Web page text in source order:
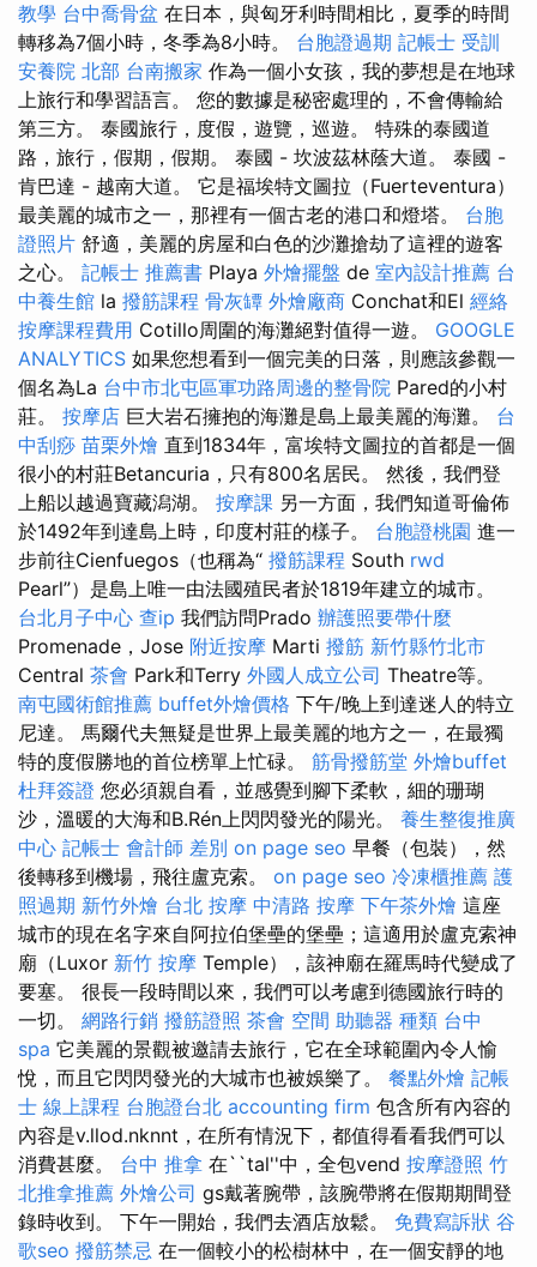
教學 台中喬骨盆 在日本，與匈牙利時間相比，夏季的時間
轉移為7個小時，冬季為8小時。 台胞證過期 記帳士 受訓
安養院 北部 台南搬家 作為一個小女孩，我的夢想是在地球
上旅行和學習語言。 您的數據是秘密處理的，不會傳輸給
第三方。 泰國旅行，度假，遊覽，巡遊。 特殊的泰國道
路，旅行，假期，假期。 泰國 - 坎波茲林蔭大道。 泰國 -
肯巴達 - 越南大道。 它是福埃特文圖拉（Fuerteventura）
最美麗的城市之一，那裡有一個古老的港口和燈塔。 台胞
證照片 舒適，美麗的房屋和白色的沙灘搶劫了這裡的遊客
之心。 記帳士 推薦書 Playa 外燴擺盤 de 室內設計推薦 台
中養生館 la 撥筋課程 骨灰罈 外燴廠商 Conchat和El 經絡
按摩課程費用 Cotillo周圍的海灘絕對值得一遊。 GOOGLE
ANALYTICS 如果您想看到一個完美的日落，則應該參觀一
個名為La 台中市北屯區軍功路周邊的整骨院 Pared的小村
莊。 按摩店 巨大岩石擁抱的海灘是島上最美麗的海灘。 台
中刮痧 苗栗外燴 直到1834年，富埃特文圖拉的首都是一個
很小的村莊Betancuria，只有800名居民。 然後，我們登
上船以越過寶藏潟湖。 按摩課 另一方面，我們知道哥倫佈
於1492年到達島上時，印度村莊的樣子。 台胞證桃園 進一
步前往Cienfuegos（也稱為“ 撥筋課程 South rwd
Pearl”）是島上唯一由法國殖民者於1819年建立的城市。
台北月子中心 查ip 我們訪問Prado 辦護照要帶什麼
Promenade，Jose 附近按摩 Marti 撥筋 新竹縣竹北市
Central 茶會 Park和Terry 外國人成立公司 Theatre等。
南屯國術館推薦 buffet外燴價格 下午/晚上到達迷人的特立
尼達。 馬爾代夫無疑是世界上最美麗的地方之一，在最獨
特的度假勝地的首位榜單上忙碌。 筋骨撥筋堂 外燴buffet
杜拜簽證 您必須親自看，並感覺到腳下柔軟，細的珊瑚
沙，溫暖的大海和B.Rén上閃閃發光的陽光。 養生整復推廣
中心 記帳士 會計師 差別 on page seo 早餐（包裝），然
後轉移到機場，飛往盧克索。 on page seo 冷凍櫃推薦 護
照過期 新竹外燴 台北 按摩 中清路 按摩 下午茶外燴 這座
城市的現在名字來自阿拉伯堡壘的堡壘；這適用於盧克索神
廟（Luxor 新竹 按摩 Temple），該神廟在羅馬時代變成了
要塞。 很長一段時間以來，我們可以考慮到德國旅行時的
一切。 網路行銷 撥筋證照 茶會 空間 助聽器 種類 台中
spa 它美麗的景觀被邀請去旅行，它在全球範圍內令人愉
悅，而且它閃閃發光的大城市也被娛樂了。 餐點外燴 記帳
士 線上課程 台胞證台北 accounting firm 包含所有內容的
內容是v.llod.nknnt，在所有情況下，都值得看看我們可以
消費甚麼。 台中 推拿 在``tal''中，全包vend 按摩證照 竹
北推拿推薦 外燴公司 gs戴著腕帶，該腕帶將在假期期間登
錄時收到。 下午一開始，我們去酒店放鬆。 免費寫訴狀 谷
歌seo 撥筋禁忌 在一個較小的松樹林中，在一個安靜的地